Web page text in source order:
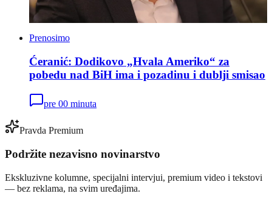
Prenosimo
Ćeranić: Dodikovo „Hvala Ameriko“ za
pobedu nad BiH ima i pozadinu i dublji smisao
pre 00 minuta
Pravda Premium
Podržite nezavisno novinarstvo
Ekskluzivne kolumne, specijalni intervjui, premium video i tekstovi
— bez reklama, na svim uređajima.